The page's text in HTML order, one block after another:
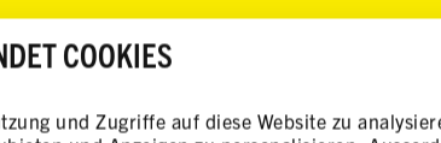
COOKIES
und Zugriffe auf diese Website zu